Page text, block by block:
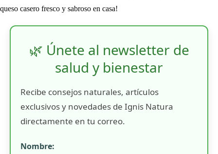
queso casero fresco y sabroso en casa!
🌿 Únete al newsletter de
salud y bienestar
Recibe consejos naturales, artículos
exclusivos y novedades de Ignis Natura
directamente en tu correo.
Nombre: